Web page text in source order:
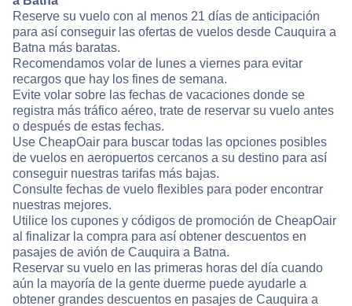
Reserve su vuelo con al menos 21 días de anticipación
para así conseguir las ofertas de vuelos desde Cauquira a
Batna más baratas.
Recomendamos volar de lunes a viernes para evitar
recargos que hay los fines de semana.
Evite volar sobre las fechas de vacaciones donde se
registra más tráfico aéreo, trate de reservar su vuelo antes
o después de estas fechas.
Use CheapOair para buscar todas las opciones posibles
de vuelos en aeropuertos cercanos a su destino para así
conseguir nuestras tarifas más bajas.
Consulte fechas de vuelo flexibles para poder encontrar
nuestras mejores.
Utilice los cupones y códigos de promoción de CheapOair
al finalizar la compra para así obtener descuentos en
pasajes de avión de Cauquira a Batna.
Reservar su vuelo en las primeras horas del día cuando
aún la mayoría de la gente duerme puede ayudarle a
obtener grandes descuentos en pasajes de Cauquira a